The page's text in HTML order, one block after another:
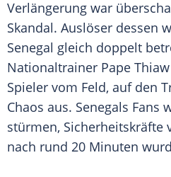
Verlängerung war
Skandal. Auslöser dessen
Senegal gleich doppelt
Nationaltrainer Pape
Spieler vom Feld, auf den
Chaos aus. Senegals Fans
stürmen, Sicherheitskräfte
nach rund 20 Minuten